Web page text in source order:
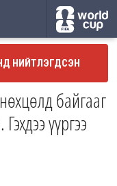
НИЙТЛЭГДСЭН
байгааг
үүргээ